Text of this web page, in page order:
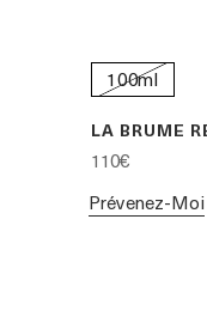
100ml
LA BRUME
110€
Prévenez-Moi